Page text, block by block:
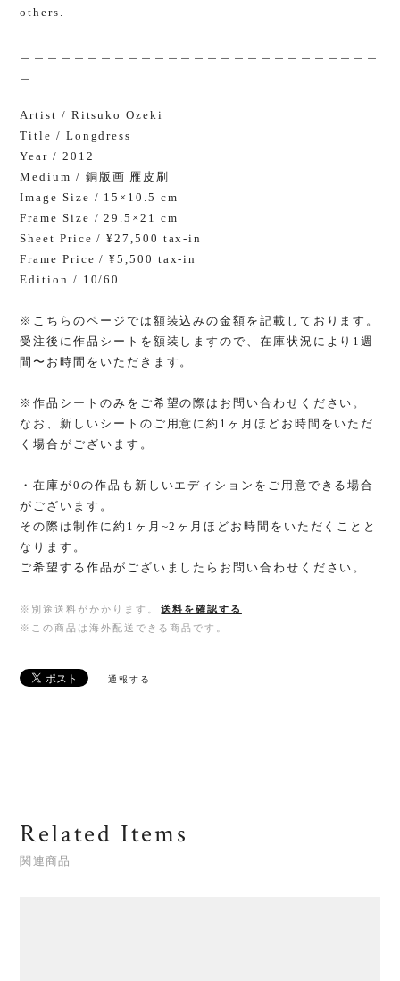
others.
Artist / Ritsuko Ozeki
Title / Longdress
Year / 2012
Medium / 銅版画 雁皮刷
Image Size / 15×10.5 cm
Frame Size / 29.5×21 cm
Sheet Price / ¥27,500 tax-in
Frame Price / ¥5,500 tax-in
Edition / 10/60
※こちらのページでは額装込みの金額を記載しております。
受注後に作品シートを額装しますので、在庫状況により1週
間〜お時間をいただきます。
※作品シートのみをご希望の際はお問い合わせください。
なお、新しいシートのご用意に約1ヶ月ほどお時間をいただ
く場合がございます。
・在庫が0の作品も新しいエディションをご用意できる場合
がございます。
その際は制作に約1ヶ月~2ヶ月ほどお時間をいただくことと
なります。
ご希望する作品がございましたらお問い合わせください。
※別途送料がかかります。
送料を確認する
※この商品は海外配送できる商品です。
通報する
Related Items
関連商品